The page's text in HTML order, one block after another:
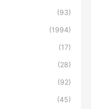
(93)
(1994)
(17)
(28)
(92)
(45)